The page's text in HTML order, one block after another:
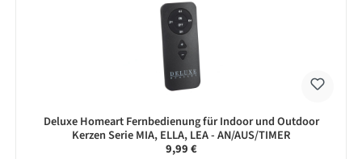
Deluxe Homeart Fernbedienung für Indoor und Outdoor
Kerzen Serie MIA, ELLA, LEA - AN/AUS/TIMER
Regulärer Preis:
9,99 €